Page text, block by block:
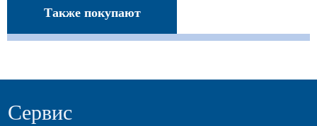
Также покупают
Сервис